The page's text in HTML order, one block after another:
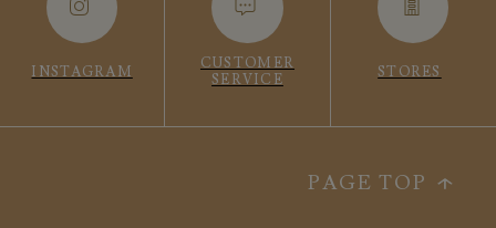
INSTAGRAM
CUSTOMER
SERVICE
STORES
PAGE TOP